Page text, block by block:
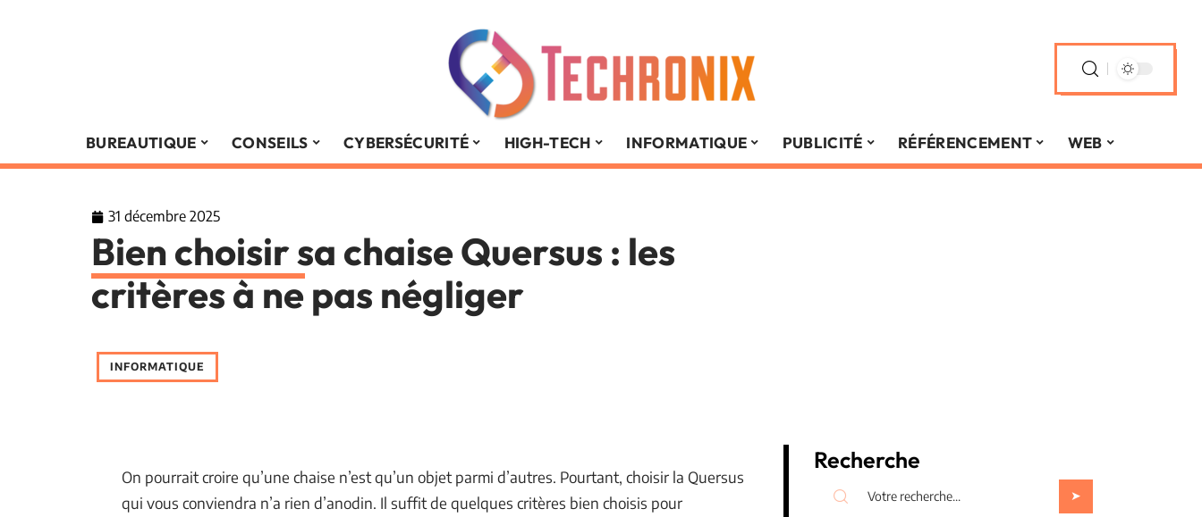
BUREAUTIQUE CONSEILS CYBERSÉCURITÉ HIGH-TECH INFORMATIQUE PUBLICITÉ RÉFÉRENCEMENT WEB
31 décembre 2025
Bien choisir sa chaise Quersus : les
critères à ne pas négliger
INFORMATIQUE
On pourrait croire qu’une chaise n’est qu’un objet parmi d’autres. Pourtant, choisir la Quersus
qui vous conviendra n’a rien d’anodin. Il suffit de quelques critères bien choisis pour
Recherche